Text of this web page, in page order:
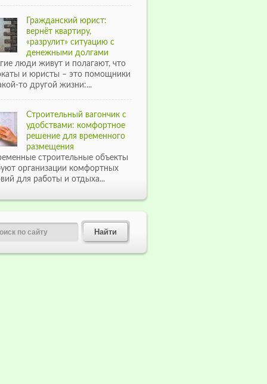
Гражданский юрист:
вернёт квартиру,
«разрулит» ситуацию с
денежными долгами
люди живут и полагают, что
и юристы – это помощники
то другой жизни:...
Строительный вагончик с
удобствами: комфортное
решение для временного
размещения
строительные объекты
организации комфортных
для работы и отдыха...